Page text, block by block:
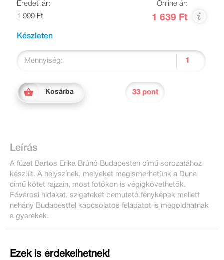
Eredeti ár:
1 999 Ft
Online ár:
1 639 Ft
Készleten
Mennyiség:
Kosárba 33 pont
Leírás
A füzet Bartos Erika Brúnó Budapesten című sorozatához
készült. A helyszínek, melyeket megismerhetünk a Duna
című kötet rajzain, most fotókon is végigkövethetők.
Fővárosi hidakat, szigeteket bemutató fényképek mellett
néhány Budapesttel kapcsolatos feladatot is megoldhatnak
a gyerekek.
Ezek is érdekelhetnek!